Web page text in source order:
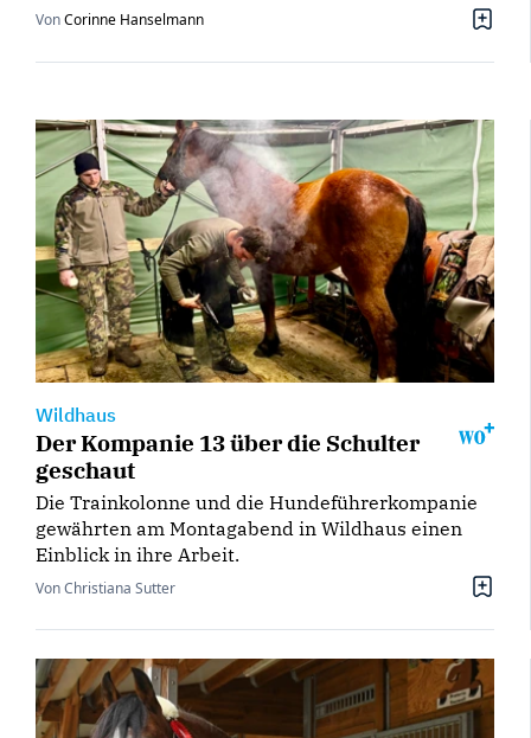
VonCorinne Hanselmann
Wildhaus
Der Kompanie 13 über die Schulter
geschaut
Die Trainkolonne und die Hundeführerkompanie
gewährten am Montagabend in Wildhaus einen
Einblick in ihre Arbeit.
Von Christiana Sutter